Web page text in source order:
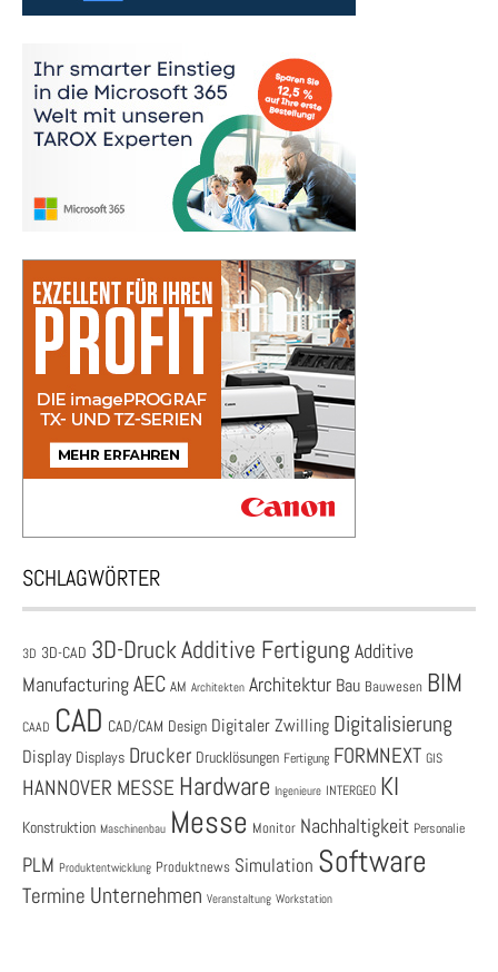
SCHLAGWÖRTER
3D 3D-CAD 3D-DruckAdditive Fertigung Additive
ManufacturingAEC AM Architekten Architektur Bau Bauwesen BIM
CAAD CAD CAD/CAM Design Digitaler Zwilling Digitalisierung
Display Displays Drucker Drucklösungen Fertigung FORMNEXT GIS
HANNOVER MESSE Hardware Ingenieure INTERGEO KI
Konstruktion Maschinenbau Messe Monitor Nachhaltigkeit Personalie
PLM Produktentwicklung Produktnews Simulation Software
Termine Unternehmen Veranstaltung Workstation